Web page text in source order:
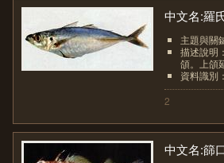
中文名:羅
主題與關
描述說明
頜。上頜
資料識別
2
中文名:篩